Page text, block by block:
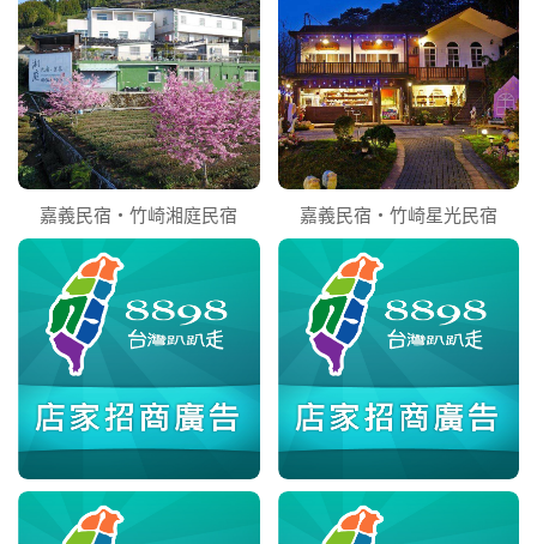
嘉義民宿‧竹崎湘庭民宿 嘉義民宿‧竹崎星光民宿